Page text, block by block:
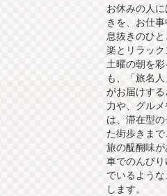
お休みの人
きを、お仕
息抜きのひ
楽とリラック
土曜の朝を
も、「旅名
がお届けす
力や、グル
は、滞在型
た街歩きま
旅の醍醐味
車でのんび
でいるよう
します。